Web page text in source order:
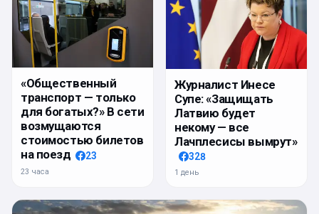
«Общественный
транспорт — только
для богатых?» В сети
возмущаются
стоимостью билетов
на поезд
23
23 часа
Журналист Инесе
Супе: «Защищать
Латвию будет
некому — все
Лачплесисы вымрут»
328
1 день